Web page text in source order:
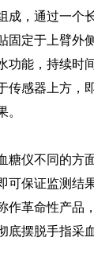
成，通过一个
固定于上臂外
功能，持续时
传感器上方，
。
糖仪不同的方
可保证监测结
作革命性产品
底摆脱手指采